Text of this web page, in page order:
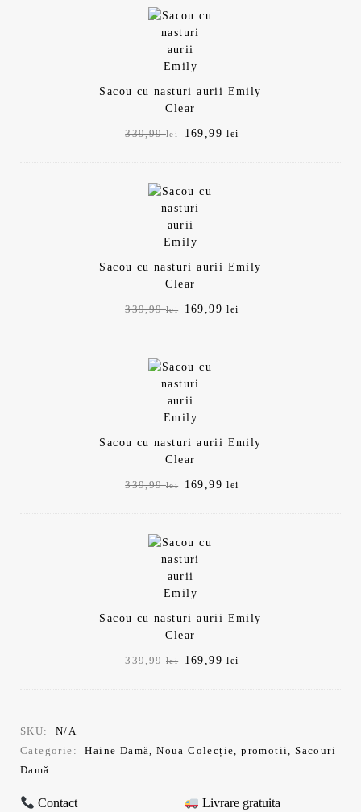
Sacou cu nasturi aurii Emily
Clear
339,99lei
Prețul
169,99lei
Sacou cu nasturi aurii Emily
Clear
339,99lei
Prețul
169,99lei
Sacou cu nasturi aurii Emily
Clear
339,99lei
Prețul
169,99lei
Sacou cu nasturi aurii Emily
Clear
339,99lei
Prețul
169,99lei
SKU:
N/A
Categorie:
Haine Damă,Noua Colecție,promotii,Sacouri
Damă
Contact Livrare gratuita